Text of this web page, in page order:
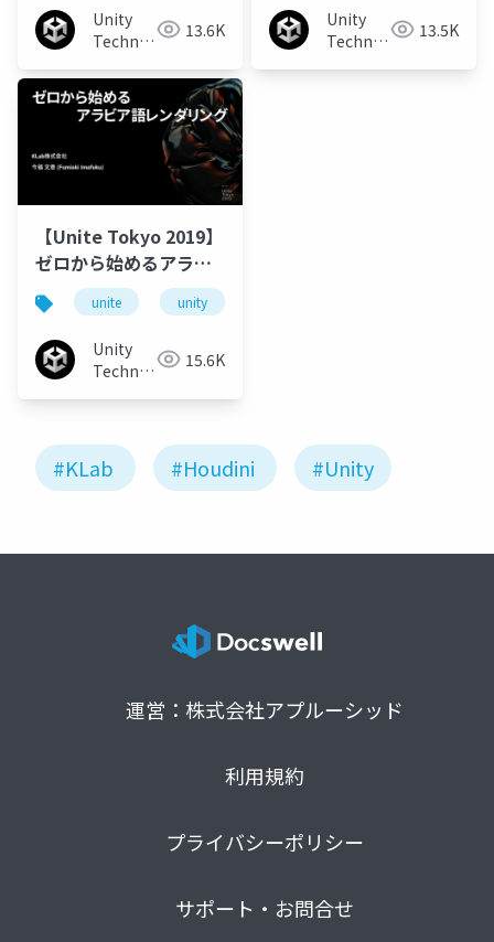
Unity
Technologies13.6K
Unity
Technologies13.5K
【Unite Tokyo 2019】
ゼロから始めるアラビ
ア語レンダリング
unite unity
Unity
Technologies15.6K
#KLab #Houdini #Unity
運営：株式会社アプルーシッド
利用規約
プライバシーポリシー
サポート・お問合せ